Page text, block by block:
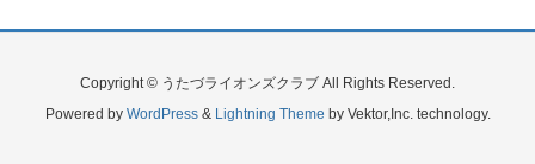
Copyright © うたづライオンズクラブ All Rights Reserved.
Powered by WordPress& Lightning Theme by Vektor,Inc. technology.